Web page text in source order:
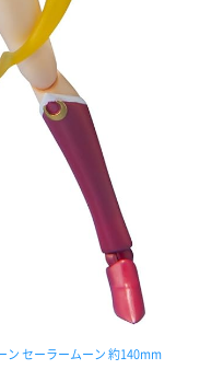
ン セーラームーン 約140mm